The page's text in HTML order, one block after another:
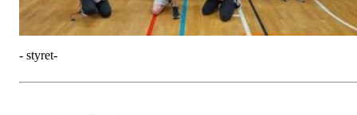
- styret-